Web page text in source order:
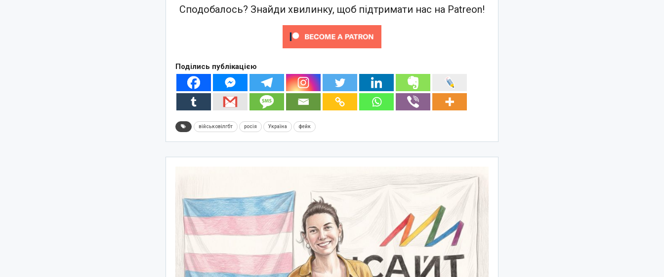
Сподобалось? Знайди хвилинку, щоб підтримати нас на Patreon!
Поділись публікацією
військовілгбт росія Україна фейк